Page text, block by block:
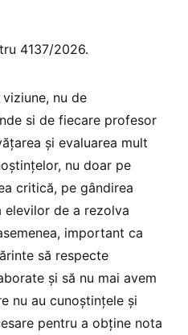
4137/2026.
nu de
si de fiecare profesor
și evaluarea mult
nu doar pe
critică, pe gândirea
de a rezolva
important ca
să respecte
și să nu mai avem
nu au cunoștințele și
pentru a obține nota